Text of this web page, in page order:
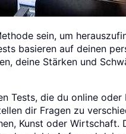
sein, um
basieren auf deinen
deine Stärken und
Tests, die du online oder
dir Fragen zu
Kunst oder Wirtschaft.